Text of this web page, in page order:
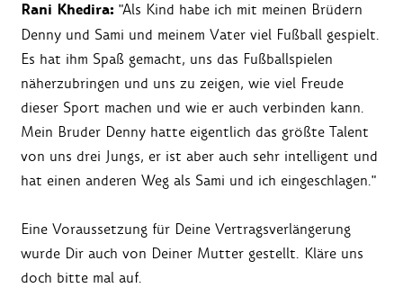
Rani Khedira: "Als Kind habe ich mit meinen Brüdern
Denny und Sami und meinem Vater viel Fußball gespielt.
Es hat ihm Spaß gemacht, uns das Fußballspielen
näherzubringen und uns zu zeigen, wie viel Freude
dieser Sport machen und wie er auch verbinden kann.
Mein Bruder Denny hatte eigentlich das größte Talent
von uns drei Jungs, er ist aber auch sehr intelligent und
hat einen anderen Weg als Sami und ich eingeschlagen."
Eine Voraussetzung für Deine Vertragsverlängerung
wurde Dir auch von Deiner Mutter gestellt. Kläre uns
doch bitte mal auf.